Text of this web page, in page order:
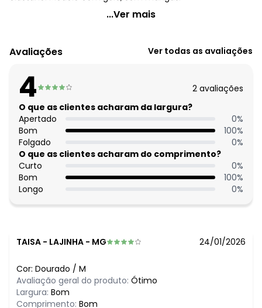
Quintess - Blusa Off White com Brilho
Decote frente: Com gola
Tecido: Tricô
...Ver mais
Avaliações Ver todas as avaliações
4 2 avaliações
O que as clientes acharam da largura?
Apertado
0%
Bom
100%
Folgado
0%
O que as clientes acharam do comprimento?
Curto
0%
Bom
100%
Longo
0%
TAISA - LAJINHA - MG 24/01/2026
Cor: Dourado / M
Avaliação geral do produto: Ótimo
Largura: Bom
Comprimento: Bom